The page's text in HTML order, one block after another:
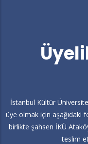
İstanbul Kültür
üye olmak için aşağıdaki
birlikte şahsen İKÜ
teslim